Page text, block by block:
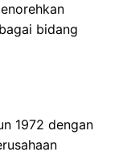
bidang
1972 dengan